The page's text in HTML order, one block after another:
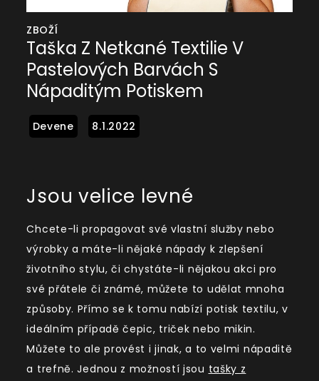
ZBOŽÍ
Taška Z Netkané Textilie V
Pastelových Barvách S
Nápaditým Potiskem
Jsou velice levné
Chcete-li propagovat své vlastní služby nebo
výrobky a máte-li nějaké nápady k zlepšení
životního stylu, či chystáte-li nějakou akci pro
své přátele či známé, můžete to udělat mnoha
způsoby. Přímo se k tomu nabízí potisk textilu, v
ideálním případě čepic, triček nebo mikin.
Můžete to ale provést i jinak, a to velmi nápaditě
a trefně. Jednou z možností jsou tašky z